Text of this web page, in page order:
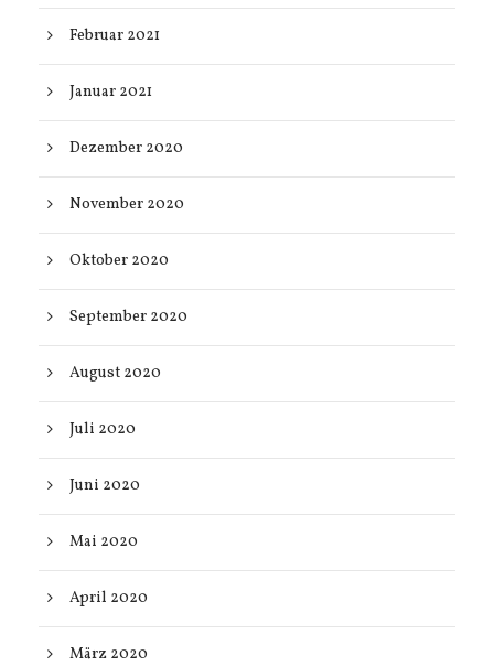
Februar 2021
Januar 2021
Dezember 2020
November 2020
Oktober 2020
September 2020
August 2020
Juli 2020
Juni 2020
Mai 2020
April 2020
März 2020